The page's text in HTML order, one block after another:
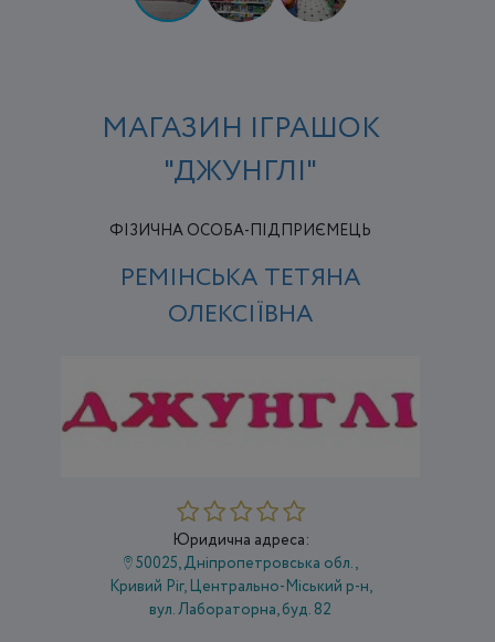
МАГАЗИН ІГРАШОК
"ДЖУНГЛІ"
ФІЗИЧНА ОСОБА-ПІДПРИЄМЕЦЬ
РЕМІНСЬКА ТЕТЯНА
ОЛЕКСІЇВНА
Юридична адреса:
50025, Дніпропетровська обл.,
Кривий Ріг, Центрально-Міський р-н,
вул. Лабораторна, буд. 82